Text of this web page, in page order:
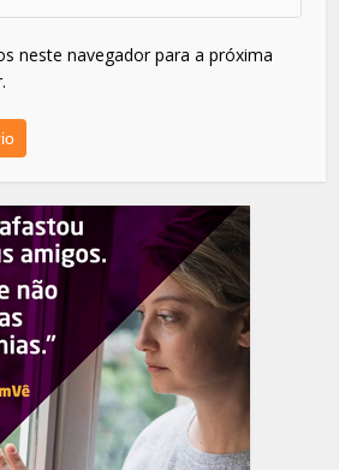
neste navegador para a próxima